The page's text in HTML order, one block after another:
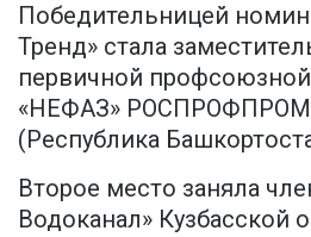
Победительницей
Тренд» стала
первичной
«НЕФАЗ» РОСПРОФПРОМ
(Республика
Второе место заняла
Водоканал» Кузбасской